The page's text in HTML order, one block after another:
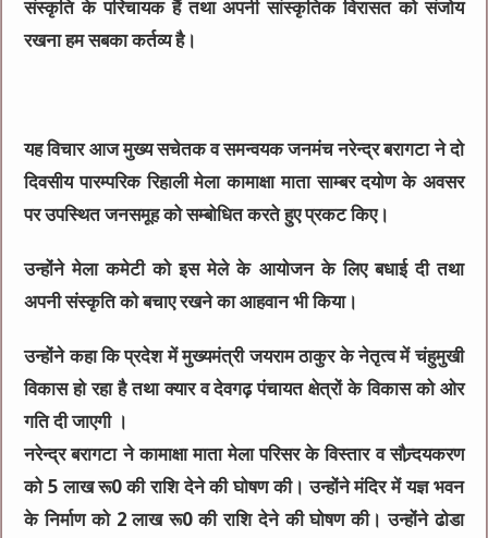
संस्कृति के परिचायक हैं तथा अपनी सांस्कृतिक विरासत को संजोय
रखना हम सबका कर्तव्य है।
यह विचार आज मुख्य सचेतक व समन्वयक जनमंच नरेन्द्र बरागटा ने दो
दिवसीय पारम्परिक रिहाली मेला कामाक्षा माता साम्बर दयोण के अवसर
पर उपस्थित जनसमूह को सम्बोधित करते हुए प्रकट किए।
उन्होंने मेला कमेटी को इस मेले के आयोजन के लिए बधाई दी तथा
अपनी संस्कृति को बचाए रखने का आहवान भी किया।
उन्होंने कहा कि प्रदेश में मुख्यमंत्री जयराम ठाकुर के नेतृत्व में चंहुमुखी
विकास हो रहा है तथा क्यार व देवगढ़ पंचायत क्षेत्रों के विकास को ओर
गति दी जाएगी ।
नरेन्द्र बरागटा ने कामाक्षा माता मेला परिसर के विस्तार व सौन्र्दयकरण
को 5 लाख रू0 की राशि देने की घोषण की। उन्होंने मंदिर में यज्ञ भवन
के निर्माण को 2 लाख रू0 की राशि देने की घोषण की। उन्होंने ढोडा